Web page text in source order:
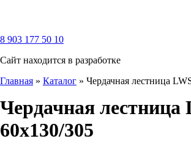
8 903 177 50 10
Сайт находится в разработке
Главная » Каталог » Чердачная лестница
Чердачная лестница
60х130/305